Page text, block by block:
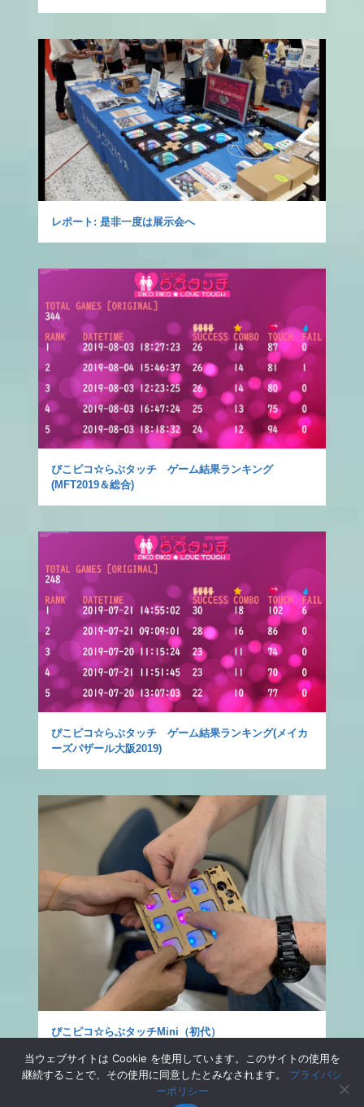
レポート: 是非一度は展示会へ
ぴこピコ☆らぶタッチ ゲーム結果ランキング
(MFT2019＆総合)
ぴこピコ☆らぶタッチ ゲーム結果ランキング(メイカ
ーズバザール大阪2019)
ぴこピコ☆らぶタッチMini（初代）
当ウェブサイトは Cookie を使用しています。このサイトの使用を
継続することで、その使用に同意したとみなされます。 プライバシ
ーポリシー